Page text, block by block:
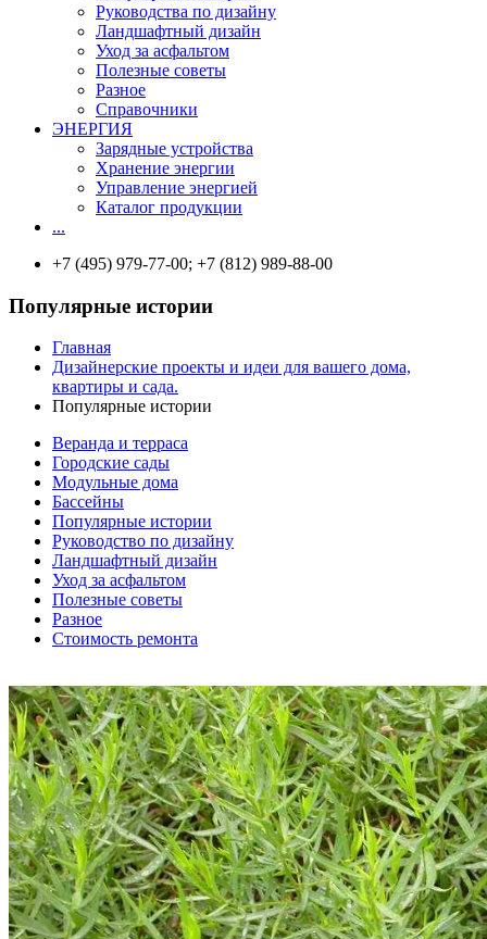
Руководства по дизайну
Ландшафтный дизайн
Уход за асфальтом
Полезные советы
Разное
Справочники
ЭНЕРГИЯ
Зарядные устройства
Хранение энергии
Управление энергией
Каталог продукции
...
+7 (495) 979-77-00; +7 (812) 989-88-00
Популярные истории
Главная
Дизайнерские проекты и идеи для вашего дома,
квартиры и сада.
Популярные истории
Веранда и терраса
Городские сады
Модульные дома
Бассейны
Популярные истории
Руководство по дизайну
Ландшафтный дизайн
Уход за асфальтом
Полезные советы
Разное
Стоимость ремонта